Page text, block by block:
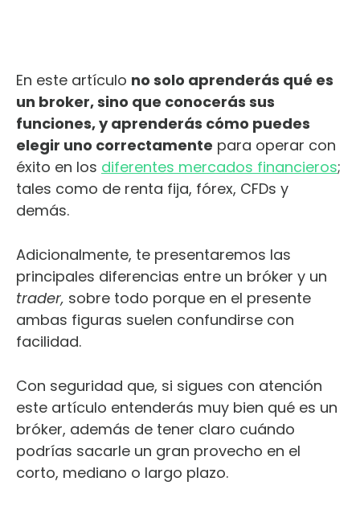
En este artículo no solo aprenderás qué es
un broker, sino que conocerás sus
funciones, y aprenderás cómo puedes
elegir uno correctamente para operar con
éxito en los diferentes mercados financieros;
tales como de renta fija, fórex, CFDs y
demás.
Adicionalmente, te presentaremos las
principales diferencias entre un bróker y un
trader, sobre todo porque en el presente
ambas figuras suelen confundirse con
facilidad.
Con seguridad que, si sigues con atención
este artículo entenderás muy bien qué es un
bróker, además de tener claro cuándo
podrías sacarle un gran provecho en el
corto, mediano o largo plazo.